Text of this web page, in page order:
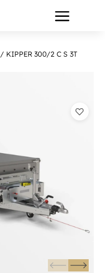
a
/ KIPPER 300/2 C S 3T